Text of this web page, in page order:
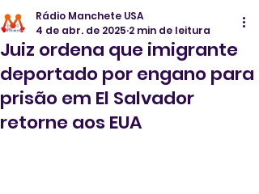
Juiz ordena que imigrante
deportado por engano para
prisão em El Salvador
retorne aos EUA
Rádio Manchete USA
4 de abr. de 2025 2 min de leitura